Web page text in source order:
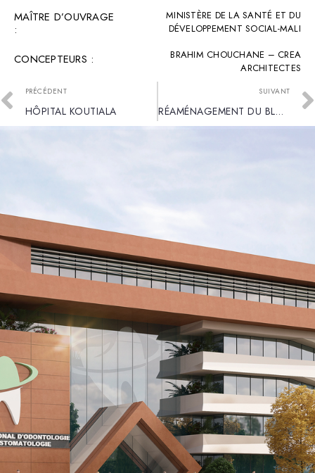
MAÎTRE D’OUVRAGE
:
MINISTÈRE DE LA SANTÉ ET DU
DÉVELOPPEMENT SOCIAL-MALI
CONCEPTEURS :
BRAHIM CHOUCHANE – CREA
ARCHITECTES
PRÉCÉDENT
HÔPITAL KOUTIALA
SUIVANT
RÉAMÉNAGEMENT DU BLOC IRM